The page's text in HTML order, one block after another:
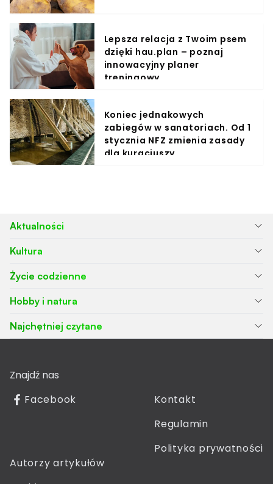
Lepsza relacja z Twoim psem
dzięki hau.plan – poznaj
innowacyjny planer
treningowy
Koniec jednakowych
zabiegów w sanatoriach. Od 1
stycznia NFZ zmienia zasady
dla kuracjuszy
Aktualności
Kultura
Życie codzienne
Hobby i natura
Najchętniej czytane
Znajdź nas
Facebook
Kontakt
Regulamin
Polityka prywatności
Autorzy artykułów